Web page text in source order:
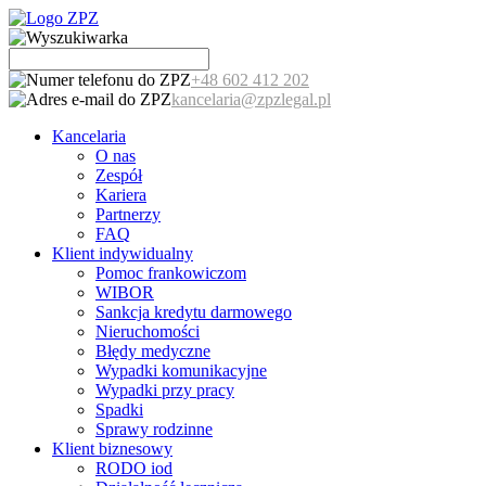
+48 602 412 202
kancelaria@zpzlegal.pl
Kancelaria
O nas
Zespół
Kariera
Partnerzy
FAQ
Klient indywidualny
Pomoc frankowiczom
WIBOR
Sankcja kredytu darmowego
Nieruchomości
Błędy medyczne
Wypadki komunikacyjne
Wypadki przy pracy
Spadki
Sprawy rodzinne
Klient biznesowy
RODO iod